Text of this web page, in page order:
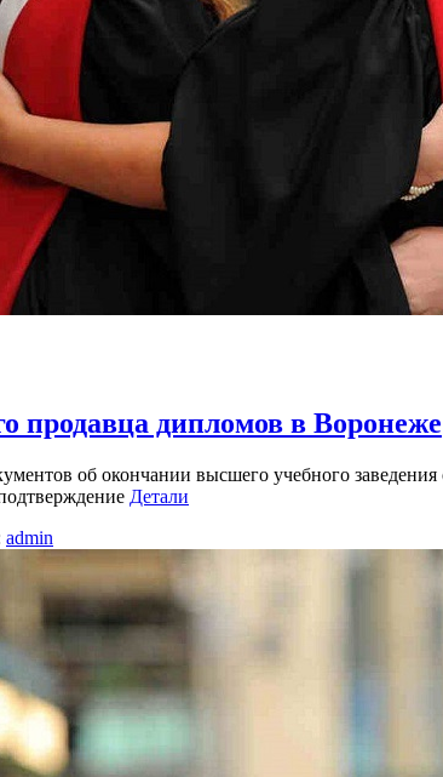
продавца дипломов в Воронеже
об окончании высшего учебного
Детали
admin